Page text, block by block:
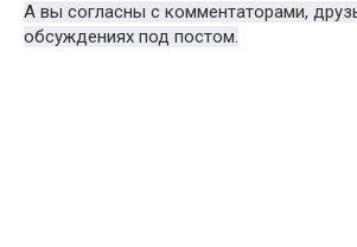
А вы согласны с комментаторами,
обсуждениях под постом.